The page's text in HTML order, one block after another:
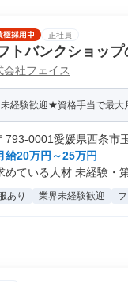
正社員
トバンクショッ
会社フェイス
未経験歓迎★資格手当で最大
793-0001愛媛県西条市
給20万円～25万円
めている人材 未経験・
あり 業界未経験歓迎